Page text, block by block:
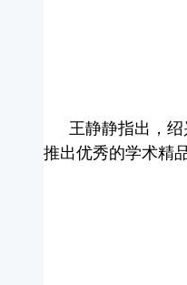
王静静指出，
推出优秀的学术精